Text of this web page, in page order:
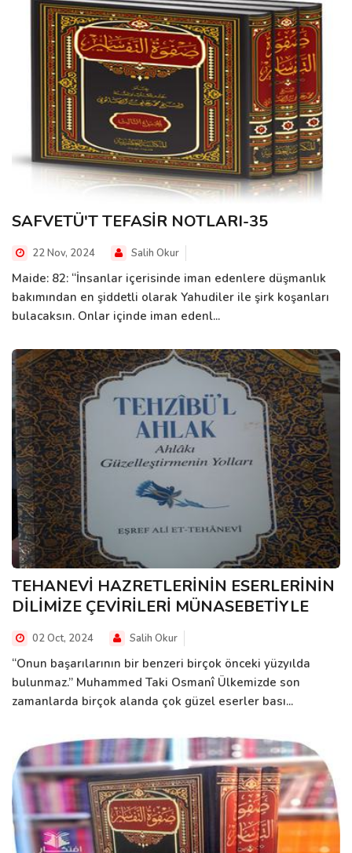
SAFVETÜ'T TEFASİR NOTLARI-35
22 Nov, 2024 Salih Okur
Maide: 82: “İnsanlar içerisinde iman edenlere düşmanlık
bakımından en şiddetli olarak Yahudiler ile şirk koşanları
bulacaksın. Onlar içinde iman edenl...
TEHANEVİ HAZRETLERİNİN ESERLERİNİN
DİLİMİZE ÇEVİRİLERİ MÜNASEBETİYLE
02 Oct, 2024 Salih Okur
“Onun başarılarının bir benzeri birçok önceki yüzyılda
bulunmaz.” Muhammed Taki Osmanî Ülkemizde son
zamanlarda birçok alanda çok güzel eserler bası...